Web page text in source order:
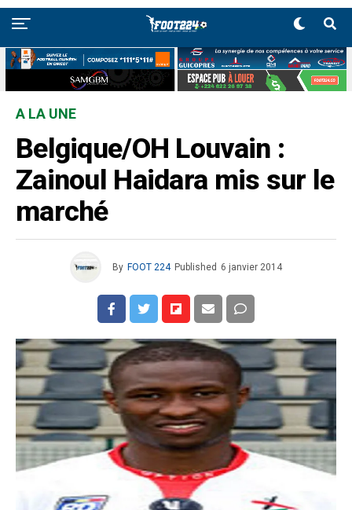
A LA UNE
Belgique/OH Louvain :
Zainoul Haidara mis sur le
marché
By FOOT 224 Published 6 janvier 2014